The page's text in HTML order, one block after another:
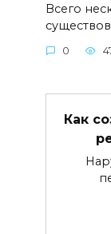
Всего
0
Как